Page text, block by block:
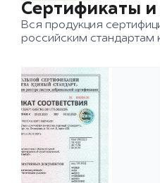
Сертификаты и
Вся продукция
российским стандартам